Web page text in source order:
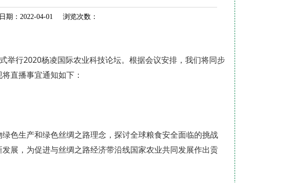
：2022-04-01 浏览次数：
行2020杨凌国际农业科技论坛。根据会议安排，我们将同步
直播事宜通知如下：
色生产和绿色丝绸之路理念，探讨全球粮食安全面临的挑战
展，为促进与丝绸之路经济带沿线国家农业共同发展作出贡